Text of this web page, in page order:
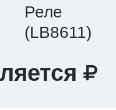
Реле
(LB8611)